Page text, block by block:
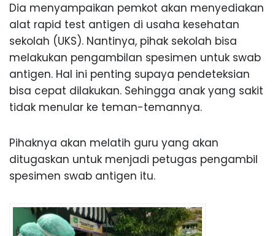
Dia menyampaikan pemkot akan menyediakan
alat rapid test antigen di usaha kesehatan
sekolah (UKS). Nantinya, pihak sekolah bisa
melakukan pengambilan spesimen untuk swab
antigen. Hal ini penting supaya pendeteksian
bisa cepat dilakukan. Sehingga anak yang sakit
tidak menular ke teman-temannya.
Pihaknya akan melatih guru yang akan
ditugaskan untuk menjadi petugas pengambil
spesimen swab antigen itu.